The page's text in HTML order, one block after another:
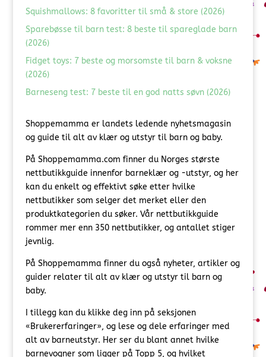
Squishmallows: 8 favoritter til små & store (2026)
Sparebøsse til barn test: 8 beste til spareglade barn
(2026)
Fidget toys: 7 beste og morsomste til barn & voksne
(2026)
Barneseng test: 7 beste til en god natts søvn (2026)
Shoppemamma er landets ledende nyhetsmagasin
og guide til alt av klær og utstyr til barn og baby.
På Shoppemamma.com finner du Norges største
nettbutikkguide innenfor barneklær og -utstyr, og her
kan du enkelt og effektivt søke etter hvilke
nettbutikker som selger det merket eller den
produktkategorien du søker. Vår nettbutikkguide
rommer mer enn 350 nettbutikker, og antallet stiger
jevnlig.
På Shoppemamma finner du også nyheter, artikler og
guider relater til alt av klær og utstyr til barn og
baby.
I tillegg kan du klikke deg inn på seksjonen
«Brukererfaringer», og lese og dele erfaringer med
alt av barneutstyr. Her ser du blant annet hvilke
barnevogner som ligger på Topp 5, og hvilket